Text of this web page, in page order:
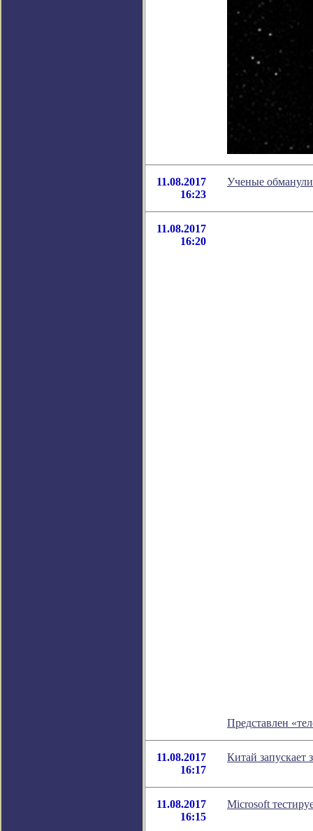
11.08.2017
16:23
Ученые
11.08.2017
16:20
Представлен
11.08.2017
16:17
Китай
11.08.2017
16:15
Microsoft